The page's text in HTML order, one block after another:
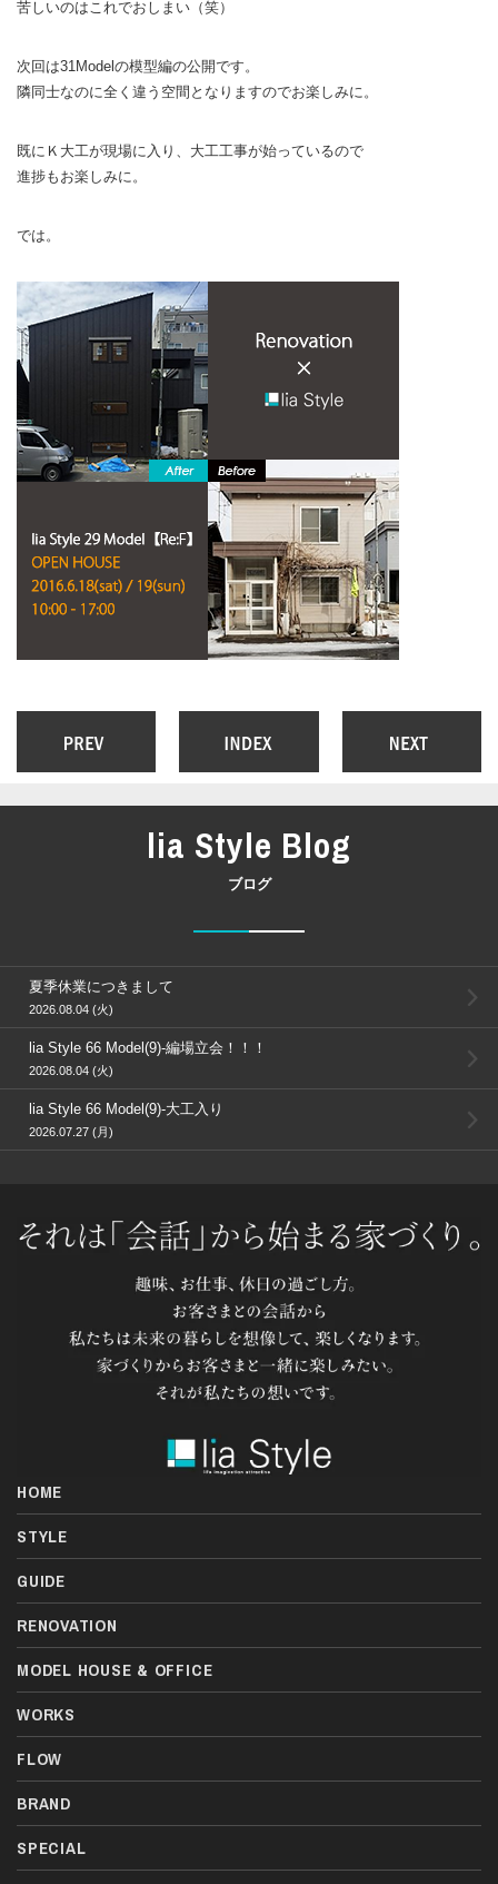
苦しいのはこれでおしまい（笑）
次回は31Modelの模型編の公開です。
隣同士なのに全く違う空間となりますのでお楽しみに。
既にＫ大工が現場に入り、大工工事が始っているので
進捗もお楽しみに。
では。
lia Style Blog
ブログ
夏季休業につきまして
2026.08.04 (火)
lia Style 66 Model(9)-編場立会！！！
2026.08.04 (火)
lia Style 66 Model(9)-大工入り
2026.07.27 (月)
HOME
STYLE
GUIDE
RENOVATION
MODEL HOUSE & OFFICE
WORKS
FLOW
BRAND
SPECIAL